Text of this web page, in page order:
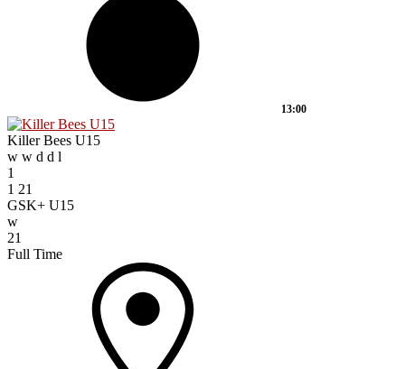
13:00
Killer Bees U15
w w d d l
1
1 21
GSK+ U15
w
21
Full Time